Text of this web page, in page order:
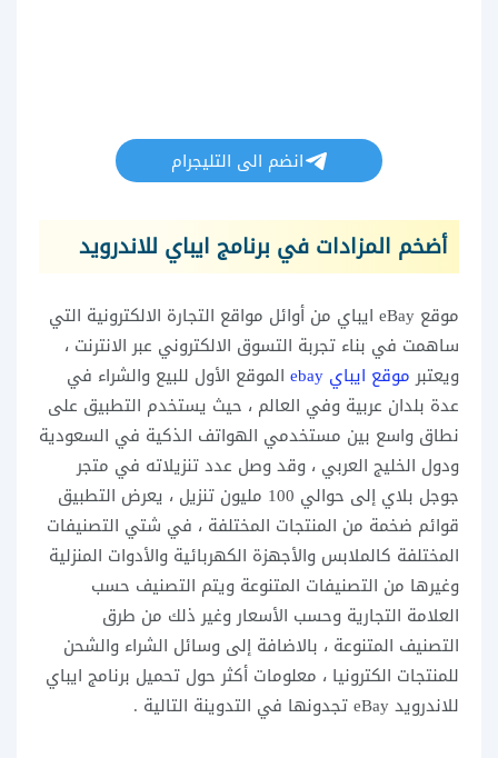
انضم الى التليجرام
أضخم المزادات في برنامج ايباي للاندرويد
موقع eBay ايباي من أوائل مواقع التجارة الالكترونية التي
ساهمت في بناء تجربة التسوق الالكتروني عبر الانترنت ،
ويعتبر موقع ايباي ebay
الموقع الأول للبيع والشراء في
عدة بلدان عربية وفي العالم ، حيث يستخدم التطبيق على
نطاق واسع بين مستخدمي الهواتف الذكية في السعودية
ودول الخليج العربي ، وقد وصل عدد تنزيلاته في متجر
جوجل بلاي إلى حوالي 100 مليون تنزيل ، يعرض التطبيق
قوائم ضخمة من المنتجات المختلفة ، في شتي التصنيفات
المختلفة كالملابس والأجهزة الكهربائية والأدوات المنزلية
وغيرها من التصنيفات المتنوعة ويتم التصنيف حسب
العلامة التجارية وحسب الأسعار وغير ذلك من طرق
التصنيف المتنوعة ، بالاضافة إلى وسائل الشراء والشحن
للمنتجات الكترونيا ، معلومات أكثر حول تحميل برنامج ايباي
للاندرويد eBay تجدونها في التدوينة التالية .